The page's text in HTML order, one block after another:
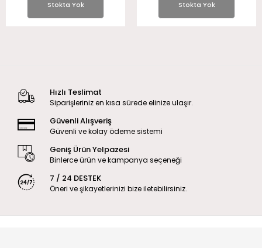
Stokta Yok Stokta Yok
Hızlı Teslimat
Siparişleriniz en kısa sürede elinize ulaşır.
Güvenli Alışveriş
Güvenli ve kolay ödeme sistemi
Geniş Ürün Yelpazesi
Binlerce ürün ve kampanya seçeneği
7 / 24 DESTEK
Öneri ve şikayetlerinizi bize iletebilirsiniz.